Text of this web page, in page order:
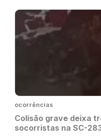
ocorrências
Colisão grave deixa
socorristas na SC-